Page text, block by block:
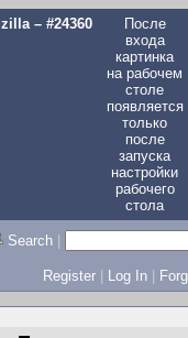
– #24360
После
входа
картинка
на рабочем
столе
появляется
только
после
запуска
настройки
рабочего
стола
Search |
Register | Log In |